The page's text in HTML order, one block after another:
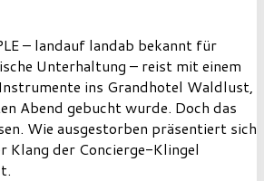
– landauf landab bekannt für
Unterhaltung – reist mit einem
ins Grandhotel Waldlust,
Abend gebucht wurde. Doch das
Wie ausgestorben präsentiert sich
Klang der Concierge-Klingel